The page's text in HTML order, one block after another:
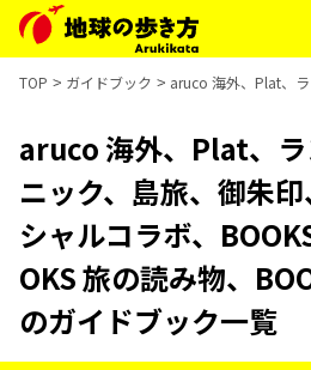
TOP ガイドブック aruco 海外、Plat、
aruco 海外、Plat、
ニック、島旅、御朱
シャルコラボ、
OKS 旅の読み物、
のガイドブック一覧